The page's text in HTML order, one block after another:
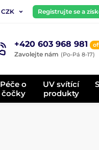
CZK Registrujte se a
+420 603 968 981
Zavolejte nám (Po-Pá 8-17)
Péče o
čočky
UV svítící
produkty